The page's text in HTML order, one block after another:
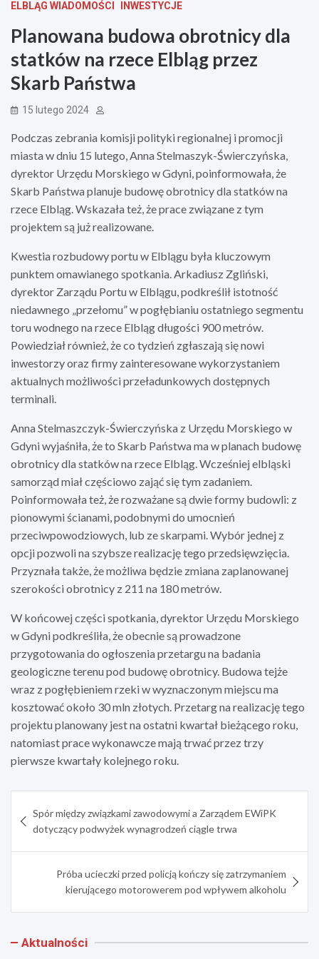
ELBLĄG WIADOMOŚCI INWESTYCJE
Planowana budowa obrotnicy dla
statków na rzece Elbląg przez
Skarb Państwa
15 lutego 2024
Podczas zebrania komisji polityki regionalnej i promocji
miasta w dniu 15 lutego, Anna Stelmaszyk-Świerczyńska,
dyrektor Urzędu Morskiego w Gdyni, poinformowała, że
Skarb Państwa planuje budowę obrotnicy dla statków na
rzece Elbląg. Wskazała też, że prace związane z tym
projektem są już realizowane.
Kwestia rozbudowy portu w Elblągu była kluczowym
punktem omawianego spotkania. Arkadiusz Zgliński,
dyrektor Zarządu Portu w Elblągu, podkreślił istotność
niedawnego „przełomu” w pogłębianiu ostatniego segmentu
toru wodnego na rzece Elbląg długości 900 metrów.
Powiedział również, że co tydzień zgłaszają się nowi
inwestorzy oraz firmy zainteresowane wykorzystaniem
aktualnych możliwości przeładunkowych dostępnych
terminali.
Anna Stelmaszczyk-Świerczyńska z Urzędu Morskiego w
Gdyni wyjaśniła, że to Skarb Państwa ma w planach budowę
obrotnicy dla statków na rzece Elbląg. Wcześniej elbląski
samorząd miał częściowo zająć się tym zadaniem.
Poinformowała też, że rozważane są dwie formy budowli: z
pionowymi ścianami, podobnymi do umocnień
przeciwpowodziowych, lub ze skarpami. Wybór jednej z
opcji pozwoli na szybsze realizację tego przedsięwzięcia.
Przyznała także, że możliwa będzie zmiana zaplanowanej
szerokości obrotnicy z 211 na 180 metrów.
W końcowej części spotkania, dyrektor Urzędu Morskiego
w Gdyni podkreśliła, że obecnie są prowadzone
przygotowania do ogłoszenia przetargu na badania
geologiczne terenu pod budowę obrotnicy. Budowa tejże
wraz z pogłębieniem rzeki w wyznaczonym miejscu ma
kosztować około 30 mln złotych. Przetarg na realizację tego
projektu planowany jest na ostatni kwartał bieżącego roku,
natomiast prace wykonawcze mają trwać przez trzy
pierwsze kwartały kolejnego roku.
wpisu
Spór między związkami zawodowymi a Zarządem EWiPK
dotyczący podwyżek wynagrodzeń ciągle trwa
Próba ucieczki przed policją kończy się zatrzymaniem
kierującego motorowerem pod wpływem alkoholu
Aktualności